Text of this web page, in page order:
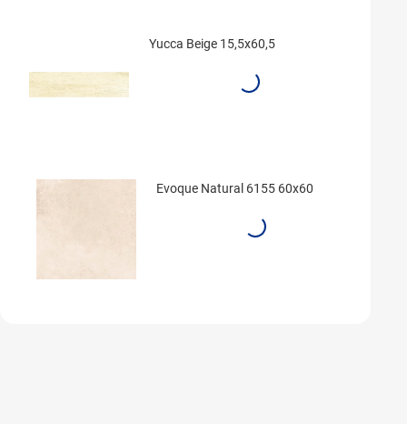
Yucca Beige 15,5x60,5
Evoque Natural 6155 60x60